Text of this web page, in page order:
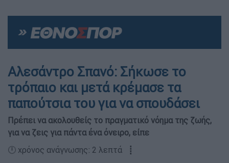
Αλεσάντρο Σπανό: Σήκωσε το
τρόπαιο και μετά κρέμασε τα
παπούτσια του για να σπουδάσει
Πρέπει να ακολουθείς το πραγματικό νόημα της ζωής,
για να ζεις για πάντα ένα όνειρο, είπε
🕛 χρόνος ανάγνωσης: 2 λεπτά ┋